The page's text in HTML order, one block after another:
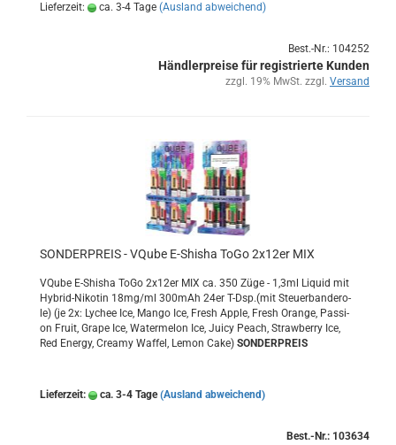
Lieferzeit: ca. 3-4 Tage (Ausland abweichend)
Best.-Nr.: 104252
Händlerpreise für registrierte Kunden
zzgl. 19% MwSt. zzgl. Versand
SON­DER­PREIS - VQube E-​Shi­sha ToGo 2x12er MIX
VQube E-​Shisha ToGo 2x12er MIX ca. 350 Züge - 1,3ml Li­quid mit
Hybrid-​Nikotin 18mg/ml 300mAh 24er T-Dsp.(mit Steu­er­ban­de­ro­
le) (je 2x: Ly­chee Ice, Mango Ice, Fresh Apple, Fresh Oran­ge, Pas­si­
on Fruit, Grape Ice, Wa­ter­me­lon Ice, Juicy Peach, Straw­ber­ry Ice,
Red En­er­gy, Crea­my Waf­fel, Lemon Cake) SON­DER­PREIS
Lieferzeit: ca. 3-4 Tage (Ausland abweichend)
Best.-Nr.: 103634